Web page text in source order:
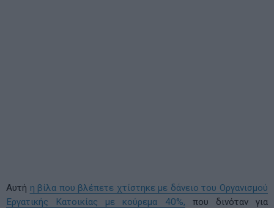
Αυτή η βίλα που βλέπετε χτίστηκε με δάνειο του Οργανισμού
Εργατικής Κατοικίας με κούρεμα 40%, που δινόταν για